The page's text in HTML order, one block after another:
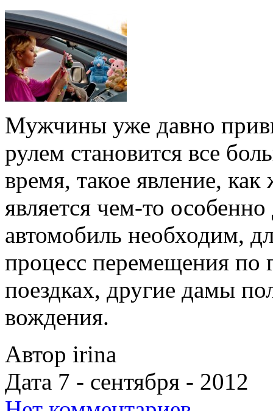
Мужчины уже давно
рулем становится все
время, такое явление,
является чем-то
автомобиль необходим,
процесс перемещения по
поездках, другие дамы
вождения.
Автор irina
Дата 7 - сентября - 2012